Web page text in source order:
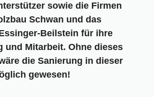
sowie die Firmen
Schwan und das
Beilstein für ihre
und Mitarbeit. Ohne dieses
die Sanierung in dieser
gewesen!